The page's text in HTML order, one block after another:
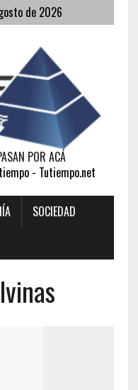
de 2026
POR ACÁ
- Tutiempo.net
SOCIEDAD